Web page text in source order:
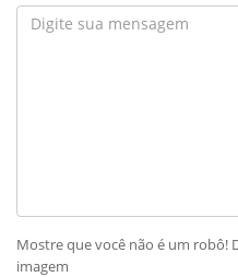
Mostre que você não é um robô!
imagem